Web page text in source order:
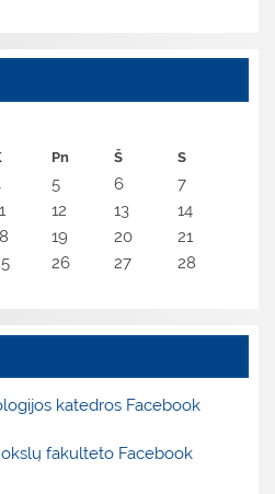
Pn Š S
5 6
7
12 13
14
19 20
21
26 27
28
katedros Facebook
fakulteto Facebook